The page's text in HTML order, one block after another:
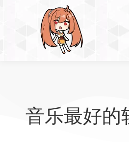
音乐最好的